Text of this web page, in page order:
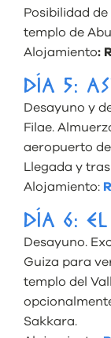
Posibilidad
templo de
Alojamiento:
DÍA 5:
Desayuno y
Filae.
aeropuerto
Llegada y
Alojamiento:
DÍA 6:
Desayuno.
Guiza para
templo del
Sakkara.